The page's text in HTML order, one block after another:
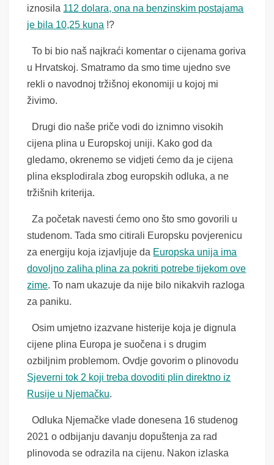
iznosila 112 dolara, ona na benzinskim postajama
je bila 10,25 kuna !?
To bi bio naš najkraći komentar o cijenama goriva
u Hrvatskoj. Smatramo da smo time ujedno sve
rekli o navodnoj tržišnoj ekonomiji u kojoj mi
živimo.
Drugi dio naše priče vodi do iznimno visokih
cijena plina u Europskoj uniji. Kako god da
gledamo, okrenemo se vidjeti ćemo da je cijena
plina eksplodirala zbog europskih odluka, a ne
tržišnih kriterija.
Za početak navesti ćemo ono što smo govorili u
studenom. Tada smo citirali Europsku povjerenicu
za energiju koja izjavljuje da Europska unija ima
dovoljno zaliha plina za pokriti potrebe tijekom ove
zime. To nam ukazuje da nije bilo nikakvih razloga
za paniku.
Osim umjetno izazvane histerije koja je dignula
cijene plina Europa je suočena i s drugim
ozbiljnim problemom. Ovdje govorim o plinovodu
Sjeverni tok 2 koji treba dovoditi plin direktno iz
Rusije u Njemačku.
Odluka Njemačke vlade donesena 16 studenog
2021 o odbijanju davanju dopuštenja za rad
plinovoda se odrazila na cijenu. Nakon izlaska